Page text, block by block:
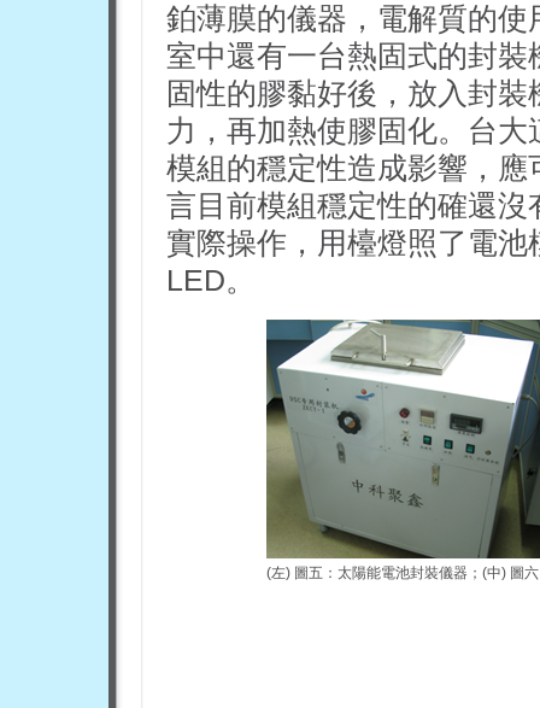
鉑薄膜的儀器，電解質的
室中還有一台熱固式的封
固性的膠黏好後，放入封
力，再加熱使膠固化。台
模組的穩定性造成影響，
言目前模組穩定性的確還
實際操作，用檯燈照了電
LED。
(左) 圖五：太陽能電池封裝儀器； (中) 圖